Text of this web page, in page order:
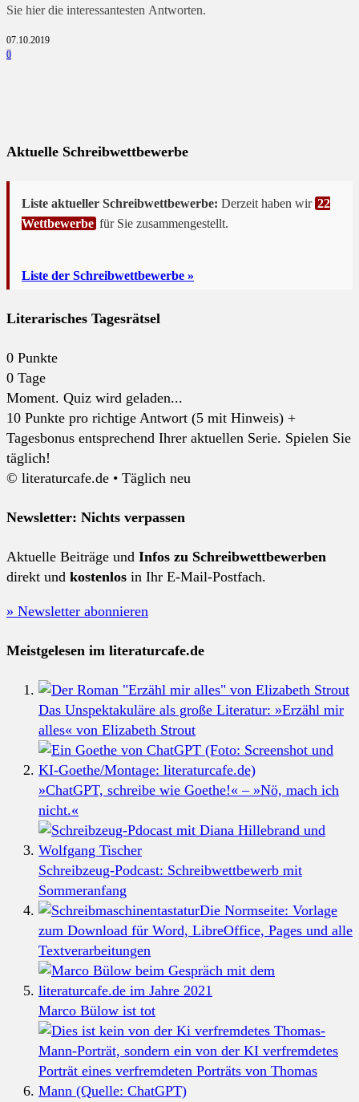
Sie hier die interessantesten Antworten.
07.10.2019
0
Aktuelle Schreibwettbewerbe
Liste aktueller Schreibwettbewerbe: Derzeit haben wir 22
Wettbewerbe für Sie zusammengestellt.
Liste der Schreibwettbewerbe »
Literarisches Tagesrätsel
0 Punkte
0 Tage
Moment. Quiz wird geladen...
10 Punkte pro richtige Antwort (5 mit Hinweis) +
Tagesbonus entsprechend Ihrer aktuellen Serie. Spielen Sie
täglich!
© literaturcafe.de • Täglich neu
Newsletter: Nichts verpassen
Aktuelle Beiträge und Infos zu Schreibwettbewerben
direkt und kostenlos in Ihr E-Mail-Postfach.
» Newsletter abonnieren
Meistgelesen im literaturcafe.de
Das Unspektakuläre als große Literatur: »Erzähl mir
alles« von Elizabeth Strout
»ChatGPT, schreibe wie Goethe!« – »Nö, mach ich
nicht.«
Schreibzeug-Podcast: Schreibwettbewerb mit
Sommeranfang
Die Normseite: Vorlage
zum Download für Word, LibreOffice, Pages und alle
Textverarbeitungen
Marco Bülow ist tot